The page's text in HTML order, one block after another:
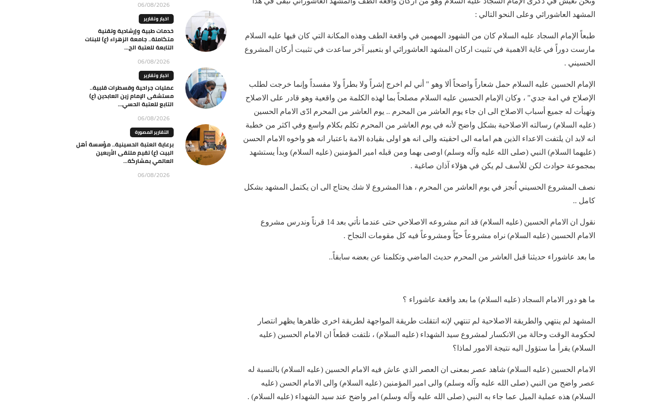
المشهد العاشورائي وعلى النحو التالي :
طبعاً الإمام السجاد عليه السلام كان من الشهود المهمين في واقعة الطف وهذه المكانة التي كان فيها عليه السلام
مارست دوراً في غاية الاهمية في تثبيت اركان المشهد العاشورائي او بتعبير آخر ساعدت في تثبيت أركان المشروع
الحسيني .
الإمام الحسين عليه السلام حمل شعاراً واضحاً ألا وهو " أني لم اخرج إشراً ولا بطراً ولا مفسداً وإنما خرجت لطلب
الإصلاح في امة جدي" ، وكان الإمام الحسين عليه السلام مصلحاً بما لهذه الكلمة من واقعية وهو قادر على الاصلاح
وتهيأت له جميع أسباب الاصلاح الى ان جاء يوم العاشر من المحرم .. يوم العاشر من المحرم ادّى الامام الحسين
(عليه السلام) رسالته الاصلاحية بشكل واضح لأنه في يوم العاشر من المحرم تكلم بكلام واسع وفي اكثر من خطبة
انه لابد ان يلتفت الاعداء الذين هم امامه الى احقيته والى انه هو اولى بقيادة الامة باعتبار انه هو واخوه الامام الحسن
(عليهما السلام) النبي (صلى الله عليه وآله وسلم) اوصى بهما ومن قبله امير المؤمنين (عليه السلام) وبدأ يستشهد
بمجموعة حوادث لكن للأسف لم يكن في هؤلاء آذان صاغية .
نصف المشروع الحسيني اُنجز في يوم العاشر من المحرم ، هذا المشروع لا شك يحتاج الى ان يكتمل المشهد بشكل
كامل ..
نقول ان الامام الحسين (عليه السلام) قد اتم مشروعه الاصلاحي حتى عندما نأتي بعد 14 قرناً وندرس مشروع
الامام الحسين (عليه السلام) نراه مشروعاً حيّاً ومشروعاً فيه كل مقومات النجاح .
ما بعد عاشوراء حديثنا قبل العاشر من المحرم حديث الماضي وتكلمنا عن بعضه سابقاً..
ما هو دور الامام السجاد (عليه السلام) ما بعد واقعة عاشوراء ؟
المشهد لم ينتهي والطريقة الاصلاحية لم تنتهي لإنه انتقلت طريقة المواجهة لطريقة اخرى ظاهرها يظهر انتصار
لحكومة الوقت وحالة من الانكسار لمشروع سيد الشهداء (عليه السلام) ، نلتفت قطعاً ان الامام الحسين (عليه
السلام) يقرأ ما ستؤول اليه نتيجة الامور لماذا؟
الامام الحسين (عليه السلام) شاهد عصر بمعنى ان العصر الذي عاش فيه الامام الحسين (عليه السلام) بالنسبة له
عصر واضح من النبي (صلى الله عليه وآله وسلم) والى امير المؤمنين (عليه السلام) والى الامام الحسن (عليه
السلام) هذه عملية الميل عما جاء به النبي (صلى الله عليه وآله وسلم) امر واضح عند سيد الشهداء (عليه السلام) .
06/08/2026
اخبار وتقارير
خدمات طبية وإرشادية وتقنية
متكاملة.. جامعة الزهراء (ع) للبنات
التابعة للعتبة الح...
06/08/2026
اخبار وتقارير
عمليات جراحية وقسطرات قلبية..
مستشفى الإمام زين العابدين (ع)
التابع للعتبة الحسي...
06/08/2026
التقارير المصورة
برعاية العتبة الحسينية.. مؤسسة أهل
البيت (ع) تقيم ملتقى الأربعين
العالمي بمشاركة...
06/08/2026